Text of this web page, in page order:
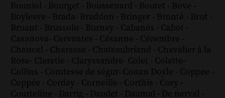
Bouniol - Bourget - Boussenard - Boutet - Bove -
Boylesve - Brada- Braddon - Bringer - Brontë - Brot -
Bruant - Brussolo - Burney - Cabanès - Cabot -
Casanova- Cervantes - Césanne - Cézembre -
Chancel - Charasse - Chateaubriand - Chevalier à la
Rose- Claretie - Claryssandre- Colet - Colette-
Collins - Comtesse de ségur- Conan Doyle - Coppee -
Coppée - Corday - Corneille - Corthis - Cory -
Courteline - Darrig - Daudet - Daumal - De nerval -